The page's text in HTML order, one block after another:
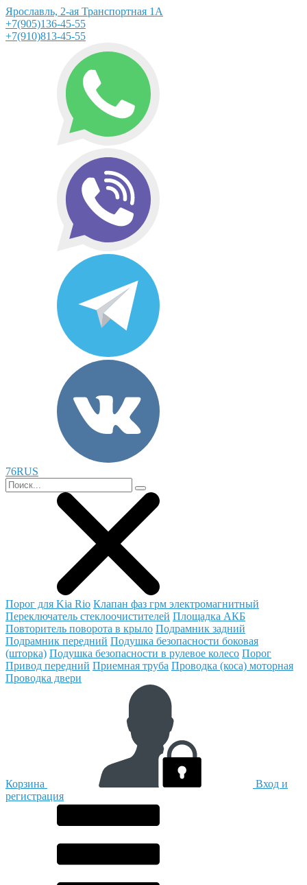
Ярославль, 2-ая Транспортная 1А
+7(905)136-45-55
+7(910)813-45-55
76RUS
Порог для Kia Rio Клапан фаз грм электромагнитный
Переключатель стеклоочистителей Площадка АКБ
Повторитель поворота в крыло Подрамник задний
Подрамник передний Подушка безопасности боковая
(шторка) Подушка безопасности в рулевое колесо Порог
Привод передний Приемная труба Проводка (коса) моторная
Проводка двери
Корзина
Вход и
регистрация